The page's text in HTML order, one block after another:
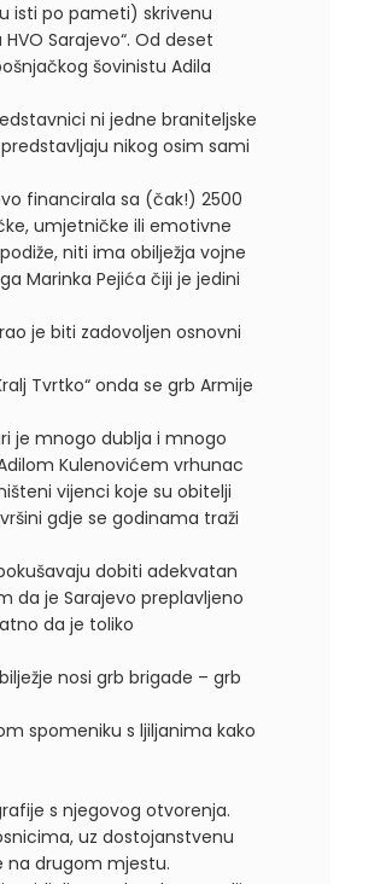
isti po pameti) skrivenu
Sarajevo“. Od deset
šovinistu Adila
ni jedne braniteljske
nikog osim sami
financirala sa (čak!) 2500
umjetničke ili emotivne
niti ima obilježja vojne
Marinka Pejića čiji je jedini
je biti zadovoljen osnovni
Tvrtko“ onda se grb Armije
je mnogo dublja i mnogo
Kulenovićem vrhunac
vijenci koje su obitelji
gdje se godinama traži
dobiti adekvatan
da je Sarajevo preplavljeno
da je toliko
nosi grb brigade – grb
spomeniku s ljiljanima kako
s njegovog otvorenja.
uz dostojanstvenu
na drugom mjestu.